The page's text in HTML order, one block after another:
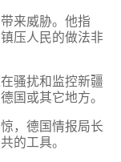
来威胁。他指
压人民的做法非
骚扰和监控新疆
国或其它地方。
，德国情报局长
的工具。